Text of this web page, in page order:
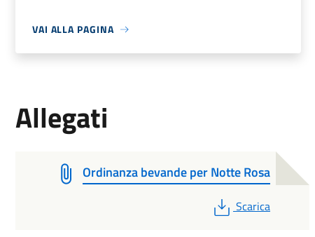
VAI ALLA PAGINA
Allegati
Ordinanza bevande per Notte Rosa
PDF
Scarica